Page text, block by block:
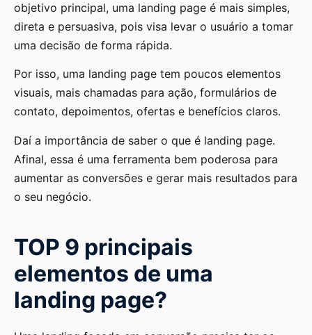
objetivo principal, uma landing page é mais simples,
direta e persuasiva, pois visa levar o usuário a tomar
uma decisão de forma rápida.
Por isso, uma landing page tem poucos elementos
visuais, mais chamadas para ação, formulários de
contato, depoimentos, ofertas e benefícios claros.
Daí a importância de saber o que é landing page.
Afinal, essa é uma ferramenta bem poderosa para
aumentar as conversões e gerar mais resultados para
o seu negócio.
TOP 9 principais
elementos de uma
landing page?